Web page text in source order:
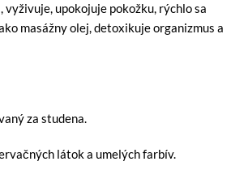
vyživuje, upokojuje pokožku, rýchlo sa
masážny olej, detoxikuje organizmus a
za studena.
látok a umelých farbív.